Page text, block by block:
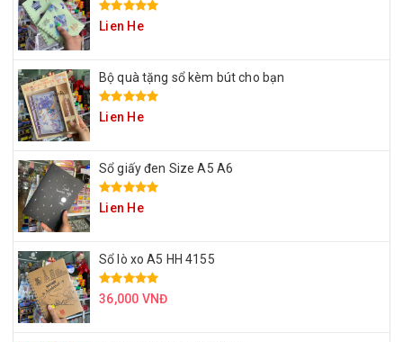
Lien He
Bộ quà tặng sổ kèm bút cho bạn
Lien He
Sổ giấy đen Size A5 A6
Lien He
Sổ lò xo A5 HH 4155
36,000 VNĐ